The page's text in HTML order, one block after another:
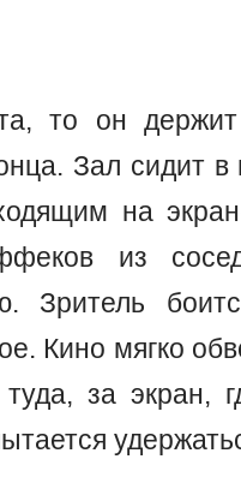
то он
Зал сидит
на
из
Зритель
Кино мягко
за экран,